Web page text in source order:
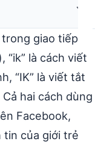
trong giao tiếp
là cách viết
“IK” là viết tắt
hai cách dùng
Facebook,
tin của giới trẻ